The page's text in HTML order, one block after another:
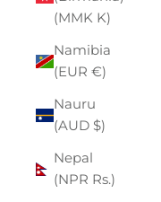
(MMK K)
Namibia
(EUR €)
Nauru
(AUD $)
Nepal
(NPR Rs.)